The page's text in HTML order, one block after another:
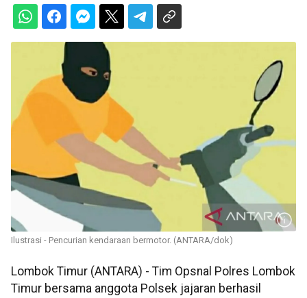
Ilustrasi - Pencurian kendaraan bermotor. (ANTARA/dok)
Lombok Timur (ANTARA) - Tim Opsnal Polres Lombok
Timur bersama anggota Polsek jajaran berhasil